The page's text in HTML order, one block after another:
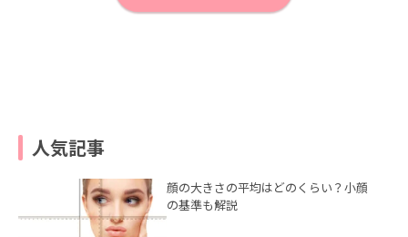
人気記事
顔の大きさの平均はどのくらい？小顔
の基準も解説